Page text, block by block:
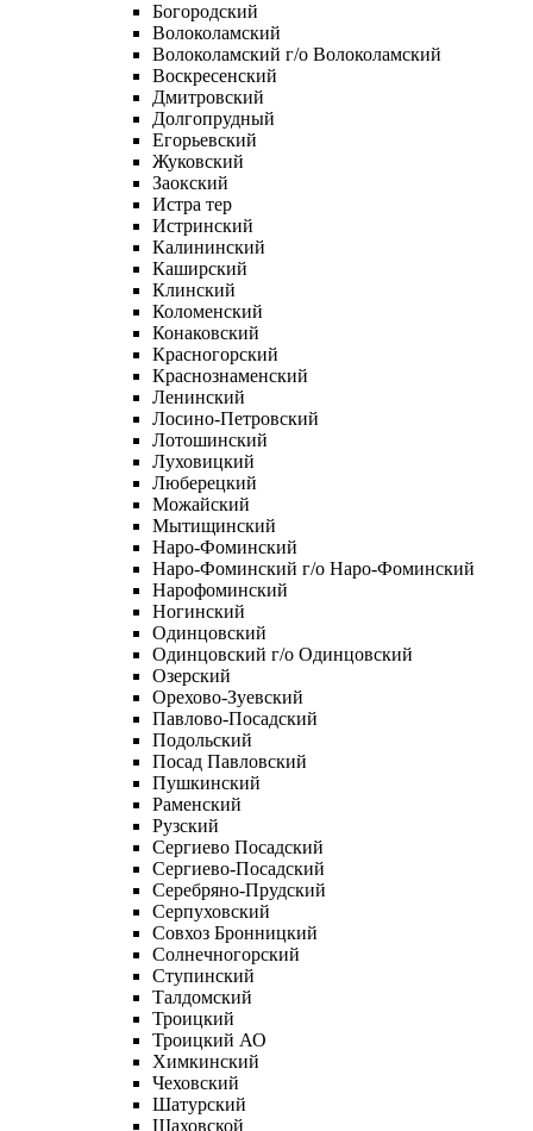
Богородский
Волоколамский
Волоколамский г/о Волоколамский
Воскресенский
Дмитровский
Долгопрудный
Егорьевский
Жуковский
Заокский
Истра тер
Истринский
Калининский
Каширский
Клинский
Коломенский
Конаковский
Красногорский
Краснознаменский
Ленинский
Лосино-Петровский
Лотошинский
Луховицкий
Люберецкий
Можайский
Мытищинский
Наро-Фоминский
Наро-Фоминский г/о Наро-Фоминский
Нарофоминский
Ногинский
Одинцовский
Одинцовский г/о Одинцовский
Озерский
Орехово-Зуевский
Павлово-Посадский
Подольский
Посад Павловский
Пушкинский
Раменский
Рузский
Сергиево Посадский
Сергиево-Посадский
Серебряно-Прудский
Серпуховский
Совхоз Бронницкий
Солнечногорский
Ступинский
Талдомский
Троицкий
Троицкий АО
Химкинский
Чеховский
Шатурский
Шаховской